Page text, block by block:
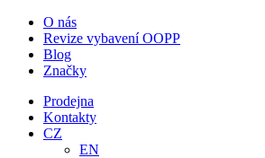
O nás
Revize vybavení OOPP
Blog
Značky
Prodejna
Kontakty
CZ
EN